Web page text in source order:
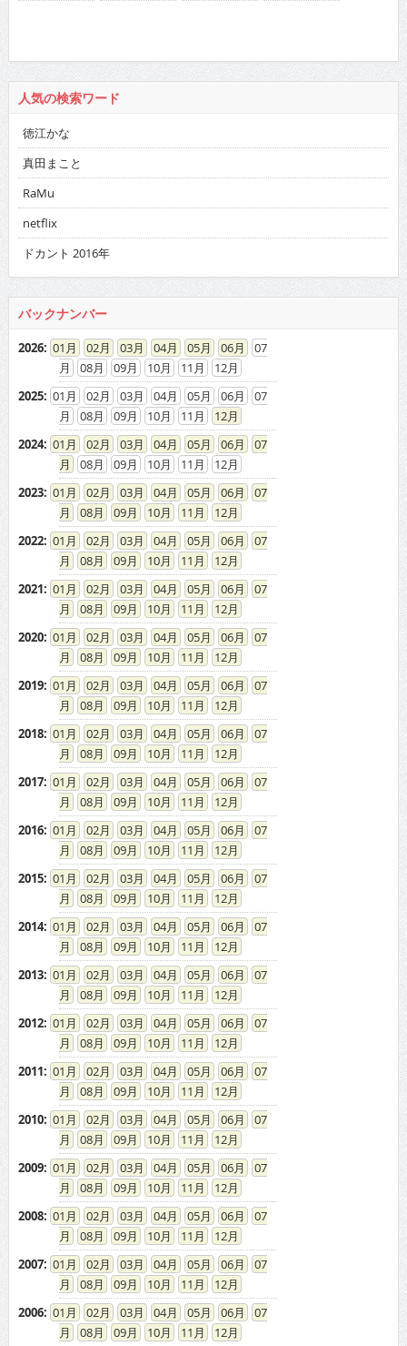
徳江かな
真田まこと
RaMu
netflix
バックナンバー
2026:01 02 03 04 05 06
07
08
09 10 11
12
08
09 10 11
12
01 02 03 04 05 06
08
09 10 11
12
01 02 03 04 05 06
08
09 10 11
12
01 02 03 04 05 06
08
09 10 11
12
01 02 03 04 05 06
08
09 10 11
12
01 02 03 04 05 06
08
09 10 11
12
01 02 03 04 05 06
08
09 10 11
12
01 02 03 04 05 06
08
09 10 11
12
01 02 03 04 05 06
08
09 10 11
12
01 02 03 04 05 06
08
09 10 11
12
01 02 03 04 05 06
08
09 10 11
12
01 02 03 04 05 06
08
09 10 11
12
01 02 03 04 05 06
08
09 10 11
12
01 02 03 04 05 06
08
09 10 11
12
01 02 03 04 05 06
08
09 10 11
12
01 02 03 04 05 06
08
09 10 11
12
01 02 03 04 05 06
08
09 10 11
12
01 02 03 04 05 06
08
09 10 11
12
01 02 03 04 05 06
08
09 10 11
12
01 02 03 04 05 06
08
09 10 11
12
01 02 03 04 05 06
08
09 10 11
12
01 02 03 04 05 06